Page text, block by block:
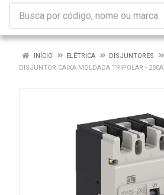
INÍCIO ELÉTRICA
DISJUNTORES
DISJUNTOR CAIXA MOLDADA TRIPOLAR - 250A